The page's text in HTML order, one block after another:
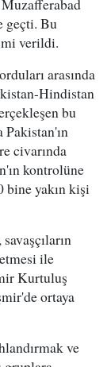
geçti. Bu
verildi.
arasında
Hindistan
bu
civarında
kontrolüne
bine yakın kişi
ile
Kurtuluş
ortaya
ve